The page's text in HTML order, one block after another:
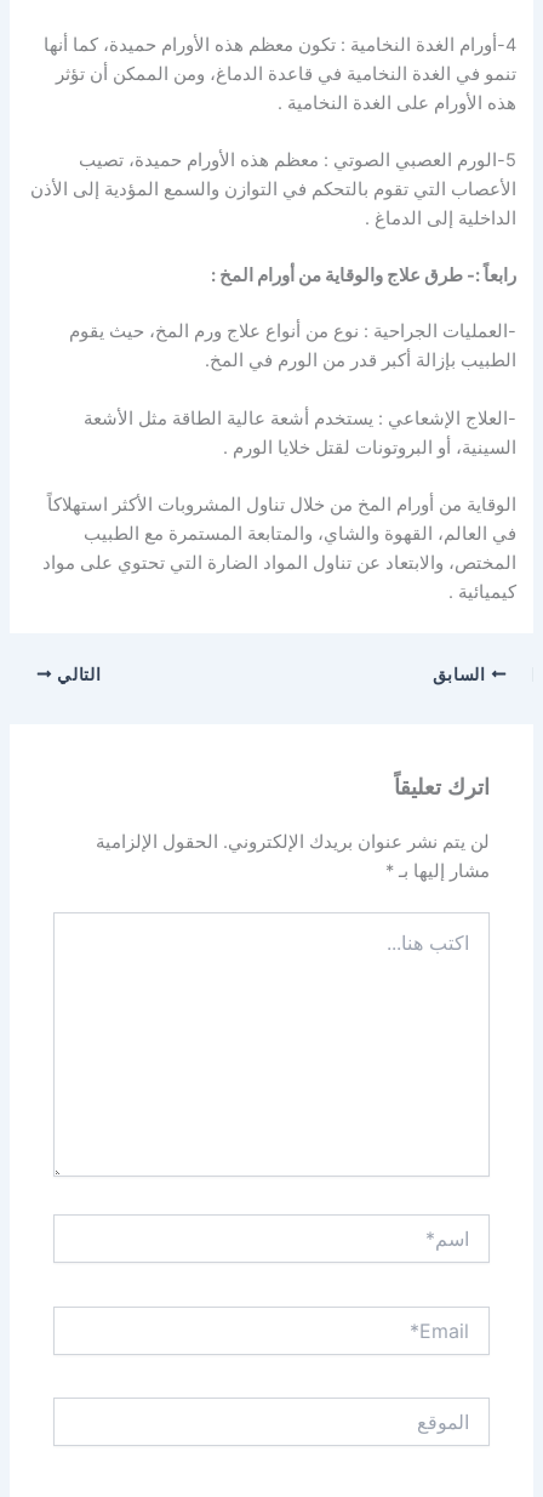
4-أورام الغدة النخامية : تكون معظم هذه الأورام حميدة، كما أنها
تنمو في الغدة النخامية في قاعدة الدماغ، ومن الممكن أن تؤثر
هذه الأورام على الغدة النخامية .
5-الورم العصبي الصوتي : معظم هذه الأورام حميدة، تصيب
الأعصاب التي تقوم بالتحكم في التوازن والسمع المؤدية إلى الأذن
الداخلية إلى الدماغ .
رابعاً :- طرق علاج والوقاية من أورام المخ :
-العمليات الجراحية : نوع من أنواع علاج ورم المخ، حيث يقوم
الطبيب بإزالة أكبر قدر من الورم في المخ.
-العلاج الإشعاعي : يستخدم أشعة عالية الطاقة مثل الأشعة
السينية، أو البروتونات لقتل خلايا الورم .
الوقاية من أورام المخ من خلال تناول المشروبات الأكثر استهلاكاً
في العالم، القهوة والشاي، والمتابعة المستمرة مع الطبيب
المختص، والابتعاد عن تناول المواد الضارة التي تحتوي على مواد
كيميائية .
السابق التالي
اترك تعليقاً
لن يتم نشر عنوان بريدك الإلكتروني. الحقول الإلزامية
مشار إليها بـ*
هنا...